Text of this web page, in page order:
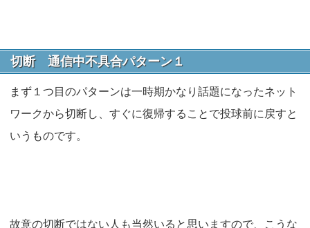
切断 通信中不具合パターン１
まず１つ目のパターンは一時期かなり話題になったネット
ワークから切断し、すぐに復帰することで投球前に戻すと
いうものです。
故意の切断ではない人も当然いると思いますので、こうな